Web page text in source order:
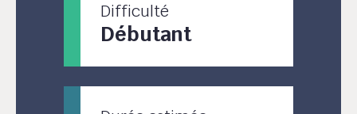
Difficulté
Débutant